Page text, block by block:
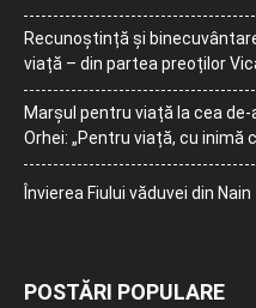
Recunoștință și
viață – din partea preoților
Marșul pentru viață la cea de-
Orhei: „Pentru viață, cu inimă
Învierea Fiului văduvei din Nain
POSTĂRI POPULARE